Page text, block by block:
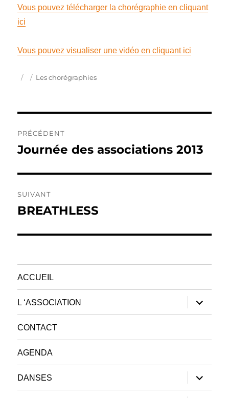
Vous pouvez télécharger la chorégraphie en cliquant
ici
Vous pouvez visualiser une vidéo en cliquant ici
Publié
Catégories
Les chorégraphies
de
PRÉCÉDENT
Publication
Journée des associations 2013
SUIVANT
Publication
BREATHLESS
ACCUEIL
L ‘ASSOCIATION
ouvrir
le
sous-
CONTACT
AGENDA
DANSES
ouvrir
le
sous-